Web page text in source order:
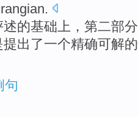
述的基础 上 ，第二部
提出了一个精确可解
句